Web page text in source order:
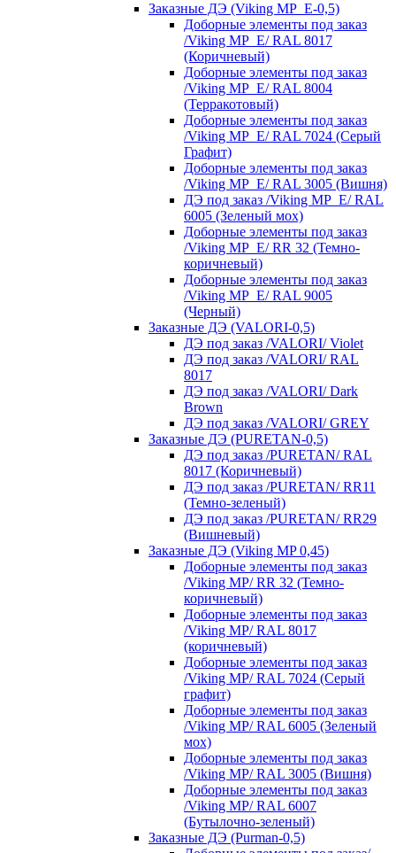
Заказные ДЭ (Viking MP_E-0,5)
Доборные элементы под заказ
/Viking MP_E/ RAL 8017
(Коричневый)
Доборные элементы под заказ
/Viking MP_E/ RAL 8004
(Терракотовый)
Доборные элементы под заказ
/Viking MP_E/ RAL 7024 (Серый
Графит)
Доборные элементы под заказ
/Viking MP_E/ RAL 3005 (Вишня)
ДЭ под заказ /Viking MP_E/ RAL
6005 (Зеленый мох)
Доборные элементы под заказ
/Viking MP_E/ RR 32 (Темно-
коричневый)
Доборные элементы под заказ
/Viking MP_E/ RAL 9005
(Черный)
Заказные ДЭ (VALORI-0,5)
ДЭ под заказ /VALORI/ Violet
ДЭ под заказ /VALORI/ RAL
8017
ДЭ под заказ /VALORI/ Dark
Brown
ДЭ под заказ /VALORI/ GREY
Заказные ДЭ (PURETAN-0,5)
ДЭ под заказ /PURETAN/ RAL
8017 (Коричневый)
ДЭ под заказ /PURETAN/ RR11
(Темно-зеленый)
ДЭ под заказ /PURETAN/ RR29
(Вишневый)
Заказные ДЭ (Viking MP 0,45)
Доборные элементы под заказ
/Viking MP/ RR 32 (Темно-
коричневый)
Доборные элементы под заказ
/Viking MP/ RAL 8017
(коричневый)
Доборные элементы под заказ
/Viking MP/ RAL 7024 (Серый
графит)
Доборные элементы под заказ
/Viking MP/ RAL 6005 (Зеленый
мох)
Доборные элементы под заказ
/Viking MP/ RAL 3005 (Вишня)
Доборные элементы под заказ
/Viking MP/ RAL 6007
(Бутылочно-зеленый)
Заказные ДЭ (Purman-0,5)